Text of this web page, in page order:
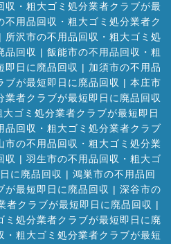
収・粗大ゴミ処分業者クラブが最
不用品回収・粗大ゴミ処分業者ク
| 所沢市の不用品回収・粗大ゴミ処
品回収 | 飯能市の不用品回収・粗
即日に廃品回収 | 加須市の不用品
ブが最短即日に廃品回収 | 本庄市
者クラブが最短即日に廃品回収
ゴミ処分業者クラブが最短即日
品回収・粗大ゴミ処分業者クラブ
市の不用品回収・粗大ゴミ処分業
収 | 羽生市の不用品回収・粗大ゴ
に廃品回収 | 鴻巣市の不用品回
が最短即日に廃品回収 | 深谷市の
者クラブが最短即日に廃品回収 |
ミ処分業者クラブが最短即日に廃
・粗大ゴミ処分業者クラブが最短